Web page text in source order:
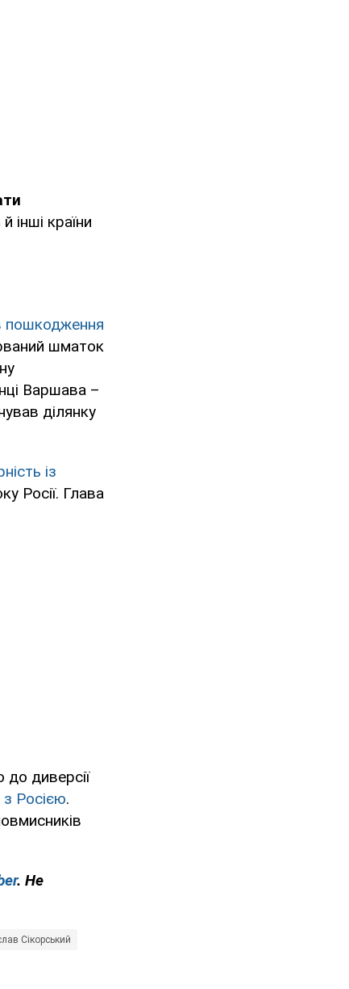
інші країни
пошкодження
шматок
Варшава –
ділянку
із
Росії. Глава
диверсії
Росією.
. Не
Сікорський